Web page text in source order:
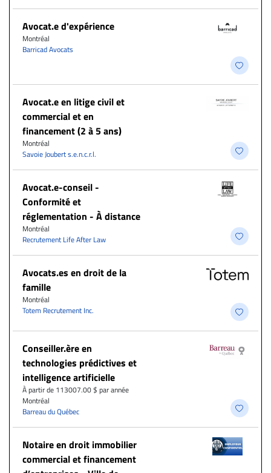
Avocat.e d'expérience
Montréal
Barricad Avocats
Avocat.e en litige civil et
commercial et en
financement (2 à 5 ans)
Montréal
Savoie Joubert s.e.n.c.r.l.
​Avocat.e-conseil -
Conformité et
réglementation - À distance
Montréal
Recrutement Life After Law
Avocats.es en droit de la
famille
Montréal
Totem Recrutement Inc.
Conseiller.ère en
technologies prédictives et
intelligence artificielle
À partir de 113007.00 $ par année
Montréal
Barreau du Québec
Notaire en droit immobilier
commercial et financement